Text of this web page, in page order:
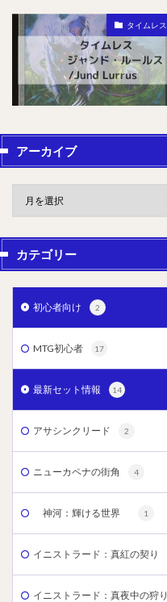
タイムレス
アーカイブ
カテゴリー
初心者向け 2
MTG初心者 17
最新セット情報 14
アサシンクリード 2
ニューカペナの街角 4
神河：輝ける世界 1
イニストラード：真紅の契り
イニストラード：真夜中の狩り